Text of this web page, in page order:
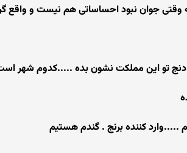
وقتی جوان نبود احساساتی هم نیست و
دنج تو این مملکت نشون بده .....کدوم شهر
.....وارد کننده برنج . گندم هستیم